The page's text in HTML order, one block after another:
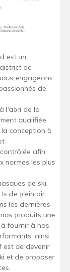
est un
de
engageons
de
l'abri de la
qualifiée
conception à
afin
normes les plus
de ski,
de plein air.
les dernières
produits une
fournir à nos
ainsi
est de devenir
et de proposer